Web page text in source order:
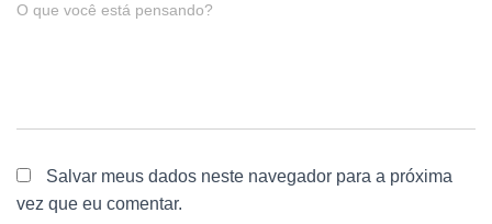
O que você está pensando?
Salvar meus dados neste navegador para a próxima
vez que eu comentar.